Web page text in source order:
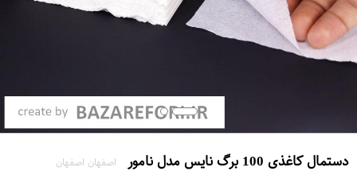
دستمال کاغذی 100 برگ نایس مدل نامور اصفهان اصفهان